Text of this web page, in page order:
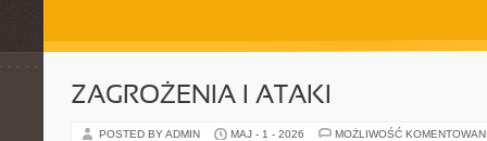
ZAGROŻENIA I ATAKI
POSTED BY ADMIN MAJ - 1 - 2026 MOŻLIWOŚĆ